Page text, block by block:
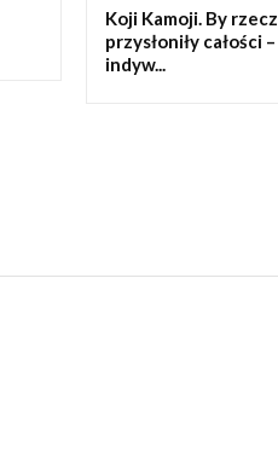
Koji Kamoji. By
przysłoniły całości
indyw...